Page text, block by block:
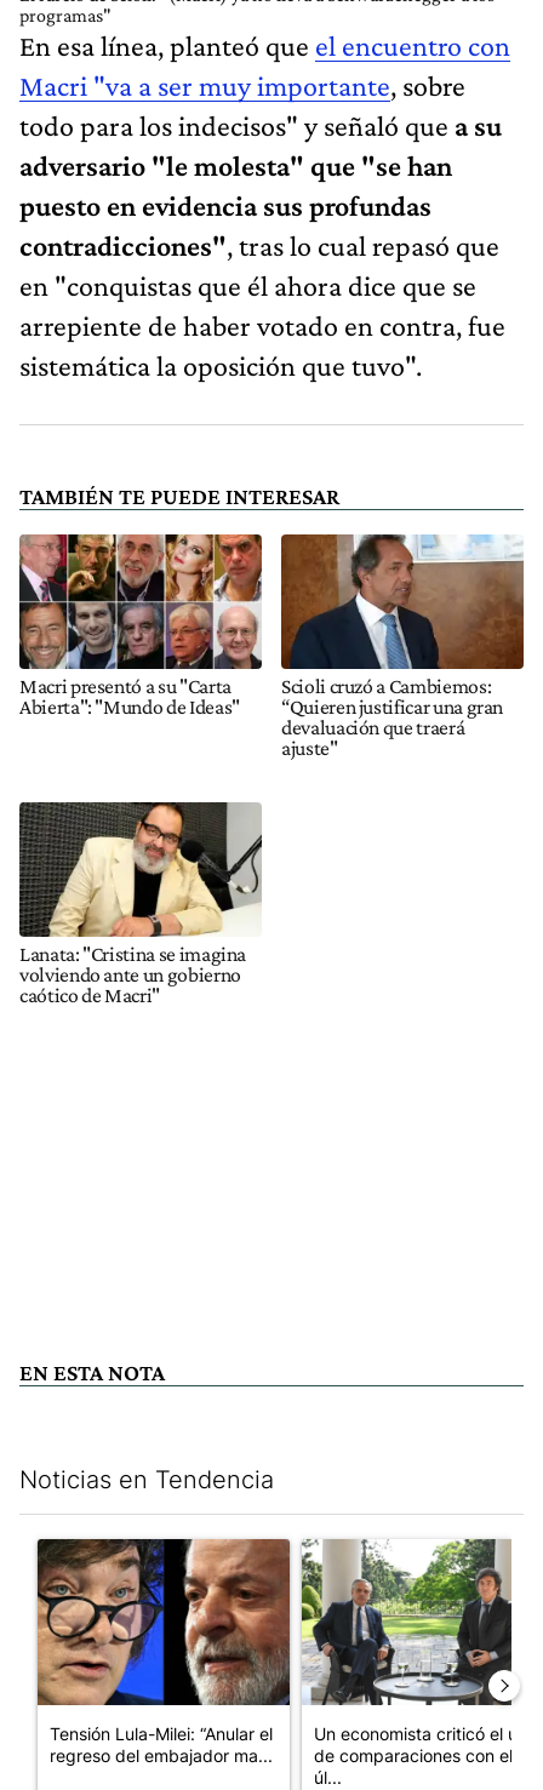
programas"
En esa línea, planteó que el encuentro con
Macri "va a ser muy importante, sobre
todo para los indecisos" y señaló que a su
adversario "le molesta" que "se han
puesto en evidencia sus profundas
contradicciones", tras lo cual repasó que
en "conquistas que él ahora dice que se
arrepiente de haber votado en contra, fue
sistemática la oposición que tuvo".
TAMBIÉN TE PUEDE INTERESAR
Macri presentó a su "Carta
Abierta": "Mundo de Ideas"
Scioli cruzó a Cambiemos:
“Quieren justificar una gran
devaluación que traerá
ajuste"
Lanata: "Cristina se imagina
volviendo ante un gobierno
caótico de Macri"
EN ESTA NOTA
Noticias en Tendencia
Un artículo de tendencia con el título "Tensión Lula-Milei:
Tensión Lula-Milei: “Anular el
regreso del embajador ma...
Un artículo de tendencia con
Un economista criticó el uso
de comparaciones con el
úl...